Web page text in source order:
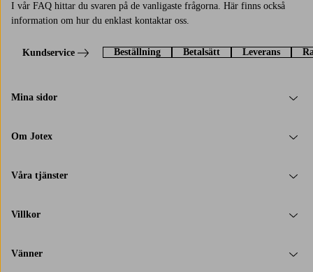
I vår FAQ hittar du svaren på de vanligaste frågorna. Här finns också
information om hur du enklast kontaktar oss.
Kundservice Beställning Betalsätt Leverans
Mina sidor
Om Jotex
Våra tjänster
Villkor
Vänner